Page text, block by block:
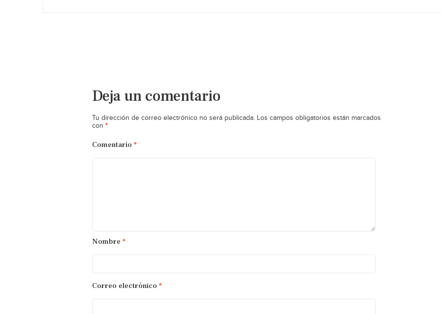
Deja un comentario
Tu dirección de correo electrónico no será publicada. Los campos obligatorios están marcados
con *
Comentario *
Nombre *
Correo electrónico *